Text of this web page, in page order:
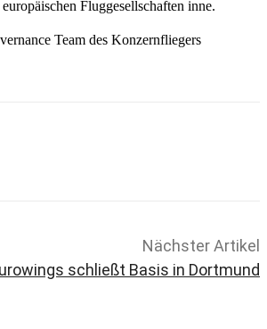
Fluggesellschaften inne.
Team des Konzernfliegers
Nächster Artikel
schließt Basis in Dortmund